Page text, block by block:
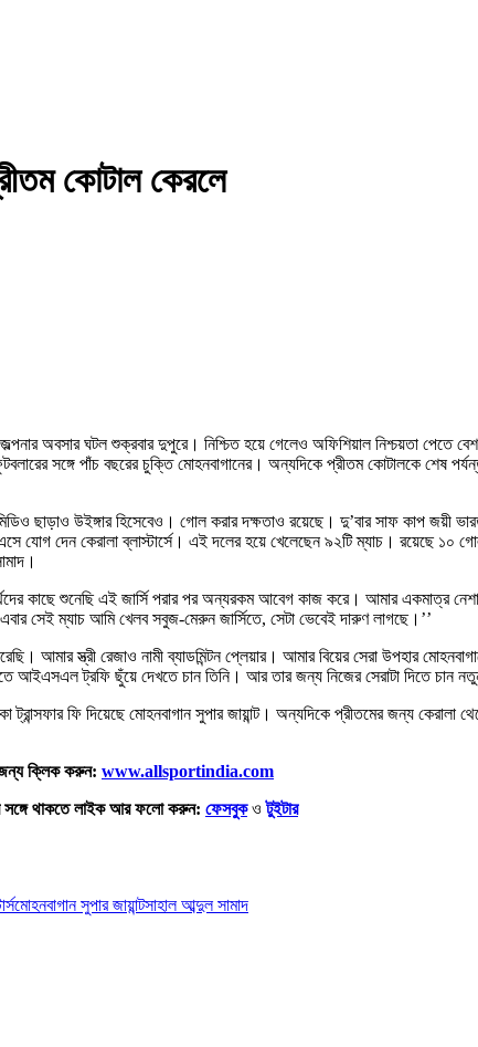
কোটাল কেরলে
অবসার ঘটল শুক্রবার দুপুরে। নিশ্চিত হয়ে গেলেও অফিশিয়াল নিশ্চয়তা পেতে
সঙ্গে পাঁচ বছরের চুক্তি মোহনবাগানের। অন্যদিকে প্রীতম কোটালকে শেষ
ছাড়াও উইঙ্গার হিসেবেও। গোল করার দক্ষতাও রয়েছে। দু’বার সাফ কাপ
দেন কেরালা ব্লাস্টার্সে। এই দলের হয়ে খেলেছেন ৯২টি ম্যাচ। রয়েছে ১০
কাছে শুনেছি এই জার্সি পরার পর অন্যরকম আবেগ কাজ করে। আমার একমাত্র
এবার সেই ম্যাচ আমি খেলব সবুজ-মেরুন জার্সিতে, সেটা ভেবেই দারুণ লাগছে।’’
আমার স্ত্রী রেজাও নামী ব্যাডমিন্টন প্লেয়ার। আমার বিয়ের সেরা উপহার
আইএসএল ট্রফি ছুঁয়ে দেখতে চান তিনি। আর তার জন্য নিজের সেরাটা দিতে চান
ফি দিয়েছে মোহনবাগান সুপার জায়ান্ট। অন্যদিকে প্রীতমের জন্য কেরালা
জন্য ক্লিক করুন: www.allsportindia.com
সঙ্গে থাকতে লাইক আর ফলো করুন: ফেসবুকওটুইটার
মোহনবাগান সুপার জায়ান্টসাহাল আব্দুল সামাদ